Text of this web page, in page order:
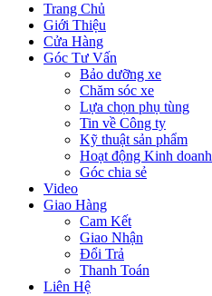
Trang Chủ
Giới Thiệu
Cửa Hàng
Góc Tư Vấn
Bảo dưỡng xe
Chăm sóc xe
Lựa chọn phụ tùng
Tin về Công ty
Kỹ thuật sản phẩm
Hoạt động Kinh doanh
Góc chia sẻ
Video
Giao Hàng
Cam Kết
Giao Nhận
Đổi Trả
Thanh Toán
Liên Hệ